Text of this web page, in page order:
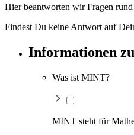
Hier beantworten wir Fragen
Findest Du keine Antwort auf
Informationen
Was ist MINT?
MINT steht für